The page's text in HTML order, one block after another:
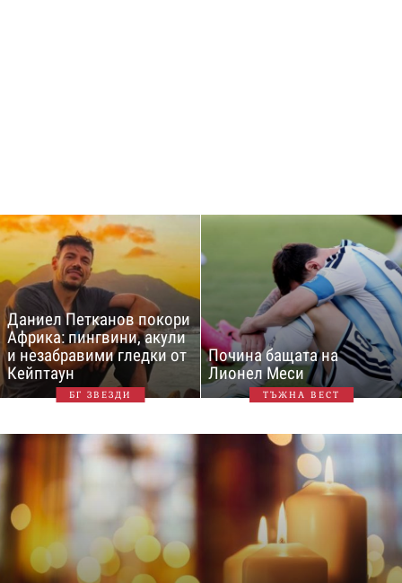
Даниел Петканов покори
Африка: пингвини, акули
и незабравими гледки от
Кейптаун
БГ ЗВЕЗДИ
Почина бащата на
Лионел Меси
ТЪЖНА ВЕСТ